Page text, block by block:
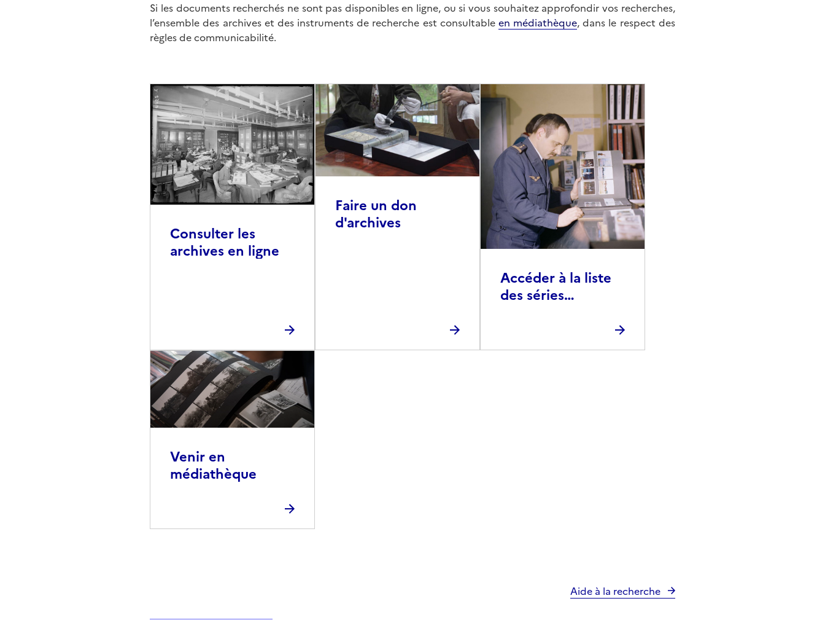
Si les documents recherchés ne sont pas disponibles en ligne, ou si vous souhaitez approfondir vos recherches,
l’ensemble des archives et des instruments de recherche est consultable en médiathèque, dans le respect des
règles de communicabilité.
Consulter les
archives en ligne
Faire un don
d'archives
Accéder à la liste
des séries
Venir en
médiathèque
Aide à la recherche